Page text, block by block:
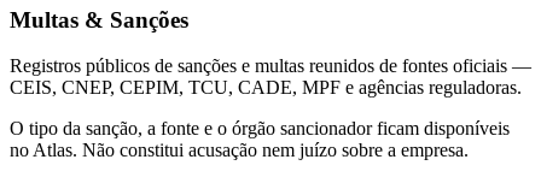
Multas & Sanções
Registros públicos de sanções e multas reunidos de fontes oficiais —
CEIS, CNEP, CEPIM, TCU, CADE, MPF e agências reguladoras.
O tipo da sanção, a fonte e o órgão sancionador ficam disponíveis
no Atlas. Não constitui acusação nem juízo sobre a empresa.